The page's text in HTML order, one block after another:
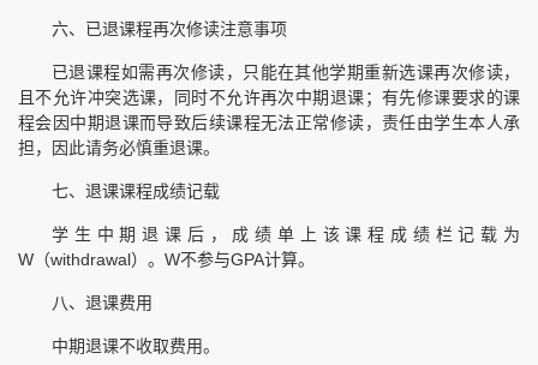
六、已退课程再次修读注意事项
已退课程如需再次修读，只能在其他学期重新选课再次修读，
且不允许冲突选课，同时不允许再次中期退课；有先修课要求的课
程会因中期退课而导致后续课程无法正常修读，责任由学生本人承
担，因此请务必慎重退课。
七、退课课程成绩记载
学生中期退课后，成绩单上该课程成绩栏记载为
W（withdrawal）。W不参与GPA计算。
八、退课费用
中期退课不收取费用。